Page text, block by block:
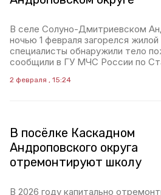
В селе Солуно-Дмитриевском
ночью 1 февраля загорелся
специалисты обнаружили тело
сообщили в ГУ МЧС России по
2 февраля , 15:24
В посёлке Каскадном
Андроповского округа
отремонтируют школу
В 2026 году капитально